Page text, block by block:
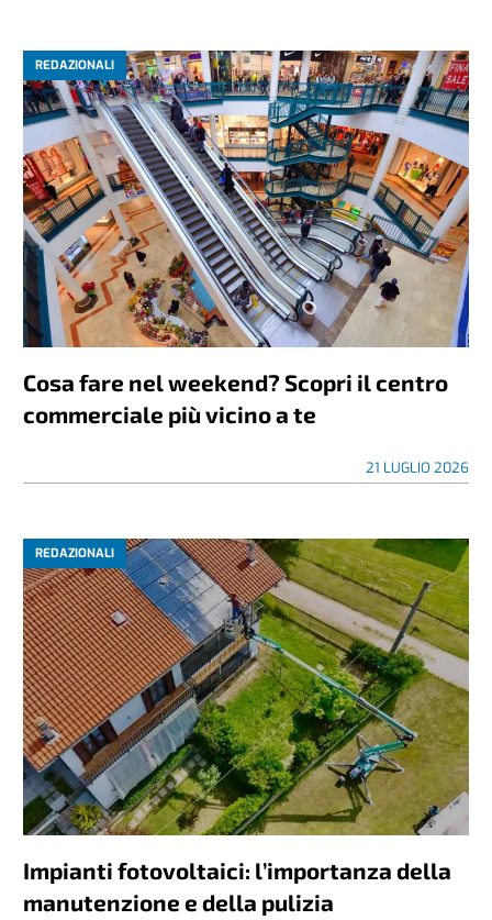
REDAZIONALI
Cosa fare nel weekend? Scopri il centro
commerciale più vicino a te
21 LUGLIO 2026
REDAZIONALI
Impianti fotovoltaici: l’importanza della
manutenzione e della pulizia